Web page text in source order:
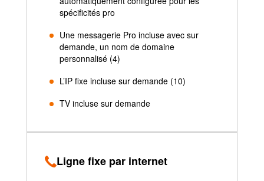
spécificités pro
Une messagerie Pro incluse avec sur
demande, un nom de domaine
personnalisé (4)
L’IP fixe incluse sur demande (10)
TV incluse sur demande
Ligne fixe par internet